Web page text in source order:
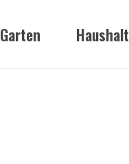
Garten Haushalt